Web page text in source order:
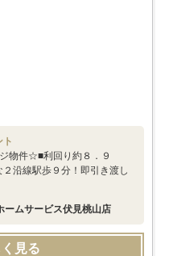
ト
物件☆■利回り約８．９
２沿線駅歩９分！即引き渡し
ームサービス伏見桃山店
見る